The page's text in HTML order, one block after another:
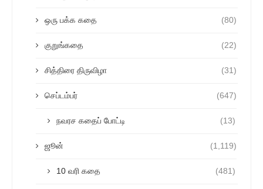
ஒரு பக்க கதை (80)
குறுங்கதை (22)
சித்திரை திருவிழா (31)
செப்டம்பர் (647)
நவரச கதைப் போட்டி (13)
ஜூன் (1,119)
10 வரி கதை (481)